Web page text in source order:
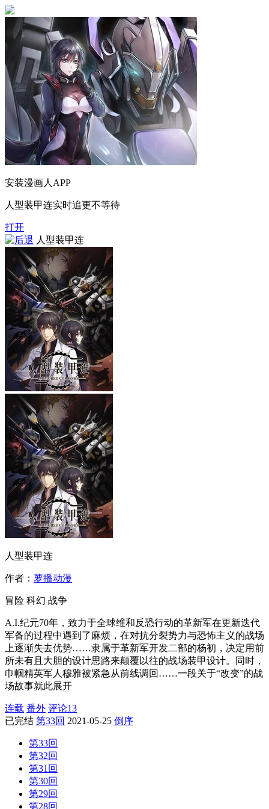
安装漫画人APP
人型装甲连实时追更不等待
打开
人型装甲连
人型装甲连
作者： 萝播动漫
冒险 科幻 战争
A.I.纪元70年，致力于全球维和反恐行动的革新军在更新迭代
军备的过程中遇到了麻烦，在对抗分裂势力与恐怖主义的战场
上逐渐失去优势……隶属于革新军开发二部的杨初，决定用前
所未有且大胆的设计思路来颠覆以往的战场装甲设计。同时，
巾帼精英军人穆雅被紧急从前线调回……一段关于“改变”的战
场故事就此展开
连载 番外 评论13
已完结 第33回 2021-05-25 倒序
第33回
第32回
第31回
第30回
第29回
第28回